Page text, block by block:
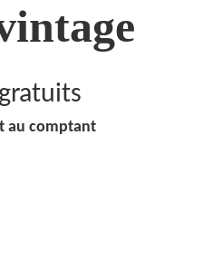
au comptant